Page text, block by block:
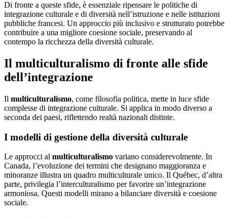
Di fronte a queste sfide, è essenziale ripensare le politiche di
integrazione culturale e di diversità nell’istruzione e nelle istituzioni
pubbliche francesi. Un approccio più inclusivo e strutturato potrebbe
contribuire a una migliore coesione sociale, preservando al
contempo la ricchezza della diversità culturale.
Il multiculturalismo di fronte alle sfide
dell’integrazione
Il multiculturalismo, come filosofia politica, mette in luce sfide
complesse di integrazione culturale. Si applica in modo diverso a
seconda dei paesi, riflettendo realtà nazionali distinte.
I modelli di gestione della diversità culturale
Le approcci al multiculturalismo variano considerevolmente. In
Canada, l’evoluzione dei termini che designano maggioranza e
minoranze illustra un quadro multiculturale unico. Il Québec, d’altra
parte, privilegia l’interculturalismo per favorire un’integrazione
armoniosa. Questi modelli mirano a bilanciare diversità e coesione
sociale.